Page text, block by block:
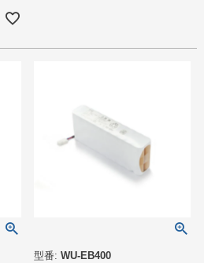
型番: WU-EB400